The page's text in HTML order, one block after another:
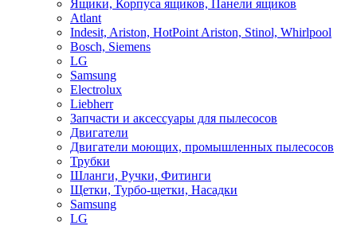
Ящики, Корпуса ящиков, Панели ящиков
Atlant
Indesit, Ariston, HotPoint Ariston, Stinol, Whirlpool
Bosch, Siemens
LG
Samsung
Electrolux
Liebherr
Запчасти и аксессуары для пылесосов
Двигатели
Двигатели моющих, промышленных пылесосов
Трубки
Шланги, Ручки, Фитинги
Щетки, Турбо-щетки, Насадки
Samsung
LG